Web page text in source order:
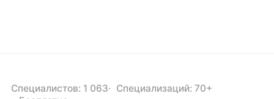
Специалистов: 1 063
Специализаций: 70+